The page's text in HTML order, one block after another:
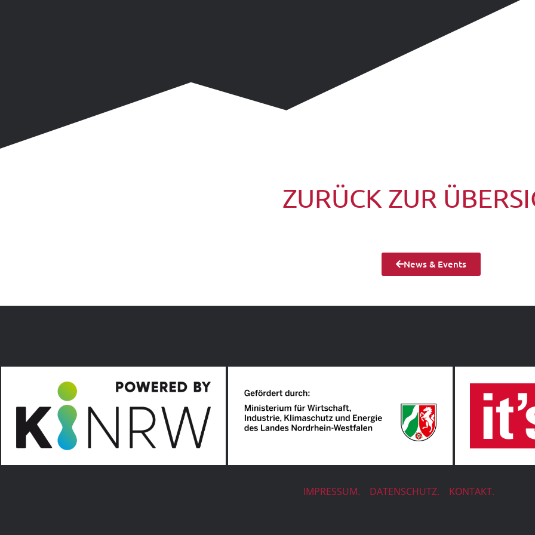
ZURÜCK ZUR
News & Events
IMPRESSUM. DATENSCHUTZ. KONTAKT.